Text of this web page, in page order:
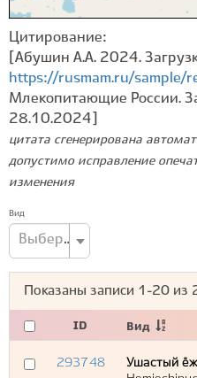
Цитирование:
[Абушин А.А. 2024.
https://rusmam.ru/
Млекопитающие России.
28.10.2024]
цитата сгенерирована
допустимо исправление
изменения
Вид
Выберите вид...
Показаны записи 1-20 из
ID Вид
293748
Ушастый ёж